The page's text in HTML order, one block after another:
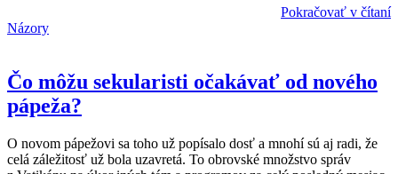
Pokračovať v čítaní
Názory
Čo môžu sekularisti očakávať od nového
pápeža?
O novom pápežovi sa toho už popísalo dosť a mnohí sú aj radi, že
celá záležitosť už bola uzavretá. To obrovské množstvo správ